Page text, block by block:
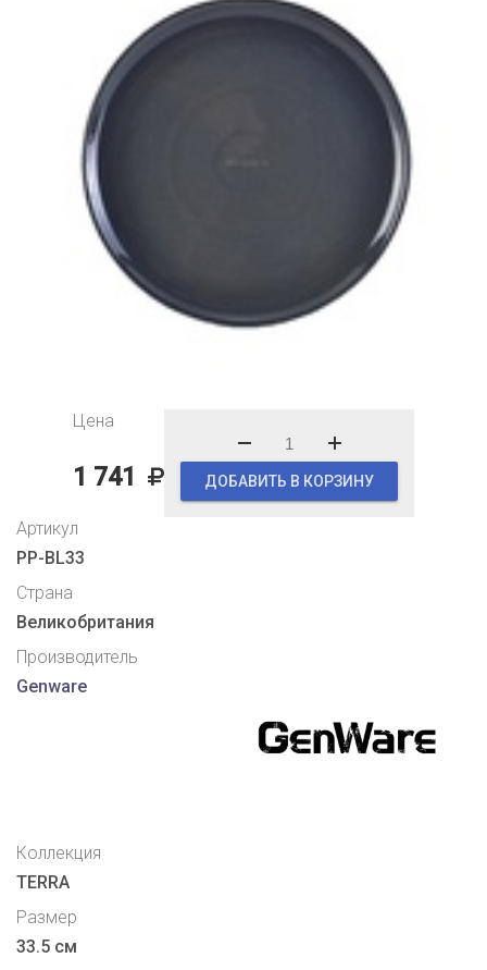
Цена
1 741 ДОБАВИТЬ В КОРЗИНУ
Артикул
PP-BL33
Страна
Великобритания
Производитель
Genware
Коллекция
TERRA
Размер
33.5 см